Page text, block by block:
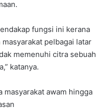
fungsi ini kerana
pelbagai latar
memenuhi citra sebuah
katanya.
masyarakat awam hingga